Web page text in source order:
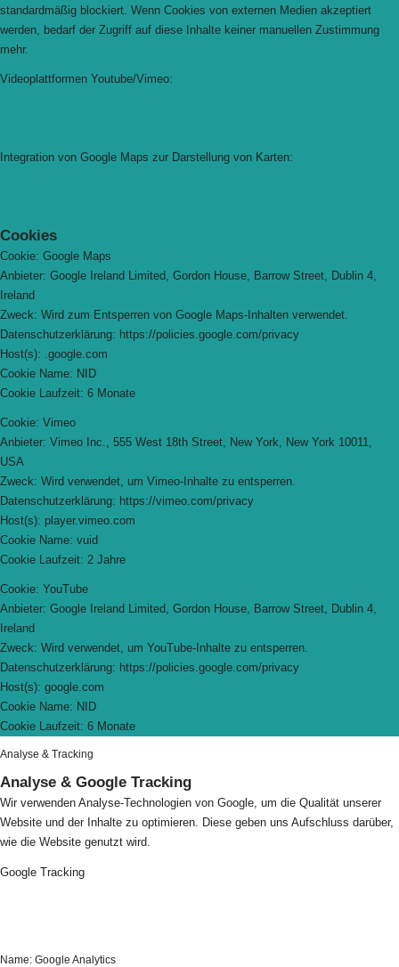
standardmäßig blockiert. Wenn Cookies von externen Medien akzeptiert
werden, bedarf der Zugriff auf diese Inhalte keiner manuellen Zustimmung
mehr.
Videoplattformen Youtube/Vimeo:
Integration von Google Maps zur Darstellung von Karten:
Cookies
Cookie: Google Maps
Anbieter: Google Ireland Limited, Gordon House, Barrow Street, Dublin 4,
Ireland
Zweck: Wird zum Entsperren von Google Maps-Inhalten verwendet.
Datenschutzerklärung: https://policies.google.com/privacy
Host(s): .google.com
Cookie Name: NID
Cookie Laufzeit: 6 Monate
Cookie: Vimeo
Anbieter: Vimeo Inc., 555 West 18th Street, New York, New York 10011,
USA
Zweck: Wird verwendet, um Vimeo-Inhalte zu entsperren.
Datenschutzerklärung: https://vimeo.com/privacy
Host(s): player.vimeo.com
Cookie Name: vuid
Cookie Laufzeit: 2 Jahre
Cookie: YouTube
Anbieter: Google Ireland Limited, Gordon House, Barrow Street, Dublin 4,
Ireland
Zweck: Wird verwendet, um YouTube-Inhalte zu entsperren.
Datenschutzerklärung: https://policies.google.com/privacy
Host(s): google.com
Cookie Name: NID
Cookie Laufzeit: 6 Monate
Analyse & Tracking
Analyse & Google Tracking
Wir verwenden Analyse-Technologien von Google, um die Qualität unserer
Website und der Inhalte zu optimieren. Diese geben uns Aufschluss darüber,
wie die Website genutzt wird.
Google Tracking
Name: Google Analytics